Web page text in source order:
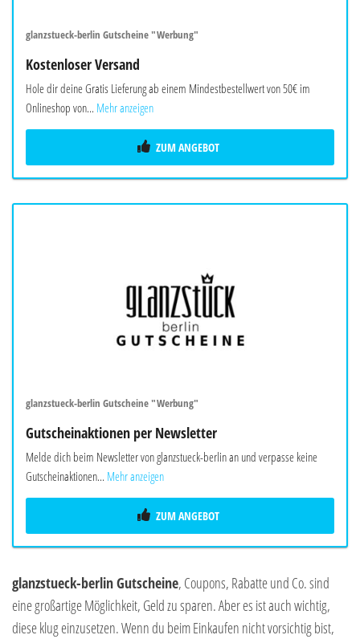
glanzstueck-berlin Gutscheine "Werbung"
Kostenloser Versand
Hole dir deine Gratis Lieferung ab einem Mindestbestellwert von 50€ im
Onlineshop von... Mehr anzeigen
ZUM ANGEBOT
glanzstueck-berlin Gutscheine "Werbung"
Gutscheinaktionen per Newsletter
Melde dich beim Newsletter von glanzstueck-berlin an und verpasse keine
Gutscheinaktionen... Mehr anzeigen
ZUM ANGEBOT
glanzstueck-berlin Gutscheine, Coupons, Rabatte und Co. sind
eine großartige Möglichkeit, Geld zu sparen. Aber es ist auch wichtig,
diese klug einzusetzen. Wenn du beim Einkaufen nicht vorsichtig bist,